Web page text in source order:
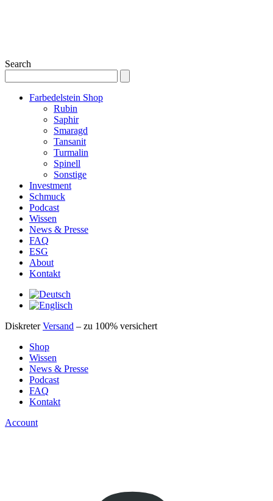
Search
Farbedelstein Shop
Rubin
Saphir
Smaragd
Tansanit
Turmalin
Spinell
Sonstige
Investment
Schmuck
Podcast
Wissen
News & Presse
FAQ
ESG
About
Kontakt
DiskreterVersand – zu 100% versichert
Shop
Wissen
News & Presse
Podcast
FAQ
Kontakt
Account